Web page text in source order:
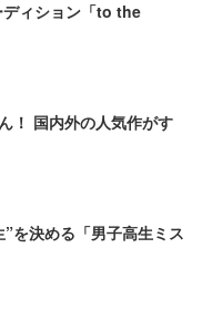
ィション「to the
！ 国内外の人気作がす
を決める「男子高生ミス